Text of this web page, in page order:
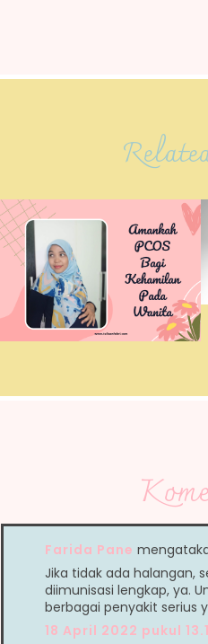
Farida Pane
Jika tidak ada halangan,
diimunisasi lengkap, ya.
berbagai penyakit serius
18 April 2022 pukul